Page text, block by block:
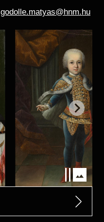
godolle.matyas@hnm.hu